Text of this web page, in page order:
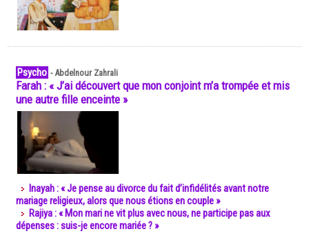
Psycho -Abdelnour Zahrali
Farah : « J’ai découvert que mon conjoint m’a trompée et mis
une autre fille enceinte »
Inayah : « Je pense au divorce du fait d’infidélités avant notre
mariage religieux, alors que nous étions en couple »
Rajiya : « Mon mari ne vit plus avec nous, ne participe pas aux
dépenses : suis-je encore mariée ? »